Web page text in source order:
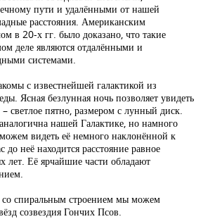
пути и удалёнными от нашей
расстояния. Американским
в 20-х гг. было доказано, что такие
деле являются отдалёнными и
системами.
с известнейшей галактикой из
Ясная безлунная ночь позволяет увидеть
светлое пятно, размером с лунный диск.
нашей Галактике, но намного
видеть её немного наклонённой к
до неё находится расстояние равное
лет. Её ярчайшие части обладают
со спиральным строением мы можем
созвездия Гончих Псов.